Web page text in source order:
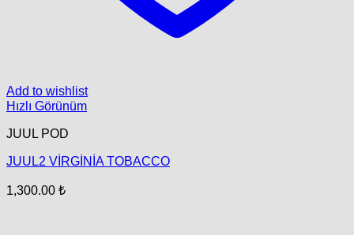
Add to wishlist
Hızlı Görünüm
JUUL POD
JUUL2 VİRGİNİA TOBACCO
1,300.00 ₺